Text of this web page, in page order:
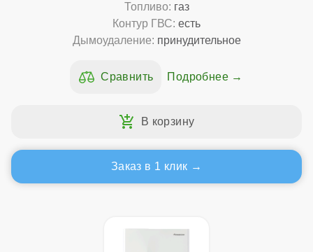
Топливо: газ
Контур ГВС: есть
Дымоудаление: принудительное
Подробнее
Заказ в 1 клик